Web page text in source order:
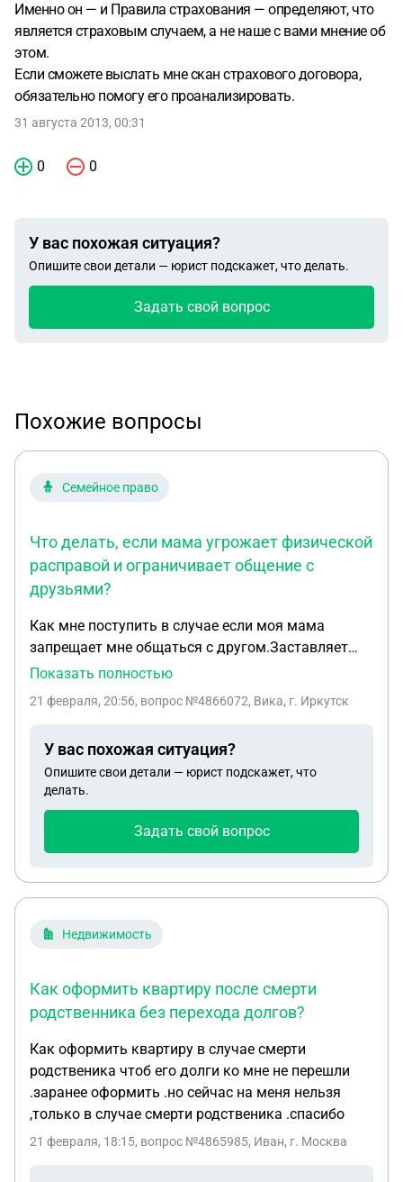
Именно он — и Правила страхования — определяют, что
является страховым случаем, а не наше с вами мнение об
этом.
Если сможете выслать мне скан страхового договора,
обязательно помогу его проанализировать.
31 августа 2013, 00:31
0 0
У вас похожая ситуация?
Опишите свои детали — юрист подскажет, что делать.
Задать свой вопрос
Похожие вопросы
Семейное право
Что делать, если мама угрожает физической
расправой и ограничивает общение с
друзьями?
Как мне поступить в случае если моя мама
запрещает мне общаться с другом.Заставляет
общаться с девочкой , но общаться с ней я не
моего друга. Проверяет телефон. Постоянно
меня жить к моему отцу и откажктся от меня. Что
мне делать в таком случае? Могу ли я обратиться
в службу ПДН в таком случае?
Показать полностью
21 февраля, 20:56, вопрос №4866072, Вика, г. Иркутск
У вас похожая ситуация?
Опишите свои детали — юрист подскажет, что
делать.
Задать свой вопрос
Недвижимость
Как оформить квартиру после смерти
родственника без перехода долгов?
Как оформить квартиру в случае смерти
родственика чтоб его долги ко мне не перешли
.заранее оформить .но сейчас на меня нельзя
,только в случае смерти родственика .спасибо
21 февраля, 18:15, вопрос №4865985, Иван, г. Москва